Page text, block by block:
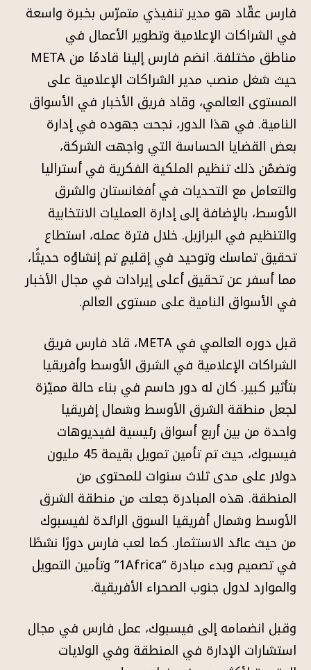
فارس عقّاد هو مدير تنفيذي متمرّس بخبرة واسعة
في الشراكات الإعلامية وتطوير الأعمال في
مناطق مختلفة. انضم فارس إلينا قادمًا من META
حيث شغل منصب مدير الشراكات الإعلامية على
المستوى العالمي، وقاد فريق الأخبار في الأسواق
النامية. في هذا الدور، نجحت جهوده في إدارة
بعض القضايا الحساسة التي واجهت الشركة،
وتضمّن ذلك تنظيم الملكية الفكرية في أستراليا
والتعامل مع التحديات في أفغانستان والشرق
الأوسط، بالإضافة إلى إدارة العمليات الانتخابية
والتنظيم في البرازيل. خلال فترة عمله، استطاع
تحقيق تماسك وتوحيد في إقليمٍ تم إنشاؤه حديثًا،
مما أسفر عن تحقيق أعلى إيرادات في مجال الأخبار
في الأسواق النامية على مستوى العالم.
قبل دوره العالمي في META، قاد فارس فريق
الشراكات الإعلامية في الشرق الأوسط وأفريقيا
بتأثير كبير. كان له دور حاسم في بناء حالة مميّزة
لجعل منطقة الشرق الأوسط وشمال إفريقيا
واحدة من بين أربع أسواق رئيسية لفيديوهات
فيسبوك، حيث تم تأمين تمويل بقيمة 45 مليون
دولار على مدى ثلاث سنوات للمحتوى من
المنطقة. هذه المبادرة جعلت من منطقة الشرق
الأوسط وشمال أفريقيا السوق الرائدة لفيسبوك
من حيث عائد الاستثمار. كما لعب فارس دورًا نشطًا
في تصميم وبدء مبادرة “1Africa” وتأمين التمويل
والموارد لدول جنوب الصحراء الأفريقية.
وقبل انضمامه إلى فيسبوك، عمل فارس في مجال
استشارات الإدارة في المنطقة وفي الولايات